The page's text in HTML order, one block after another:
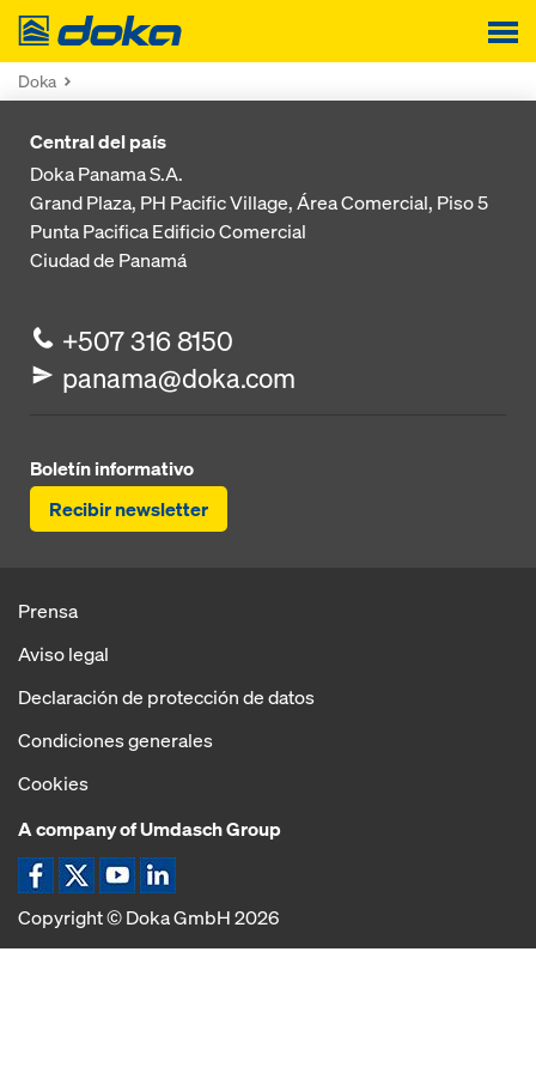
Doka
Doka
Central del país
Doka Panama S.A.
Grand Plaza, PH Pacific Village, Área Comercial, Piso 5
Punta PacificaEdificio Comercial
Ciudad de Panamá
+507 316 8150
panama@doka.com
Boletín informativo
Recibir newsletter
Prensa
Aviso legal
Declaración de protección de datos
Condiciones generales
Cookies
A company of Umdasch Group
Copyright © Doka GmbH 2026